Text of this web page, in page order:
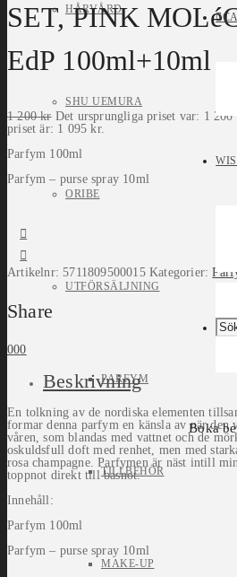
HÅRVÅRD
SHU UEMURA
ORIBE
UTFÖRSÄLJNING
PARFYM
TILLBEHÖR
MAKE-UP
Boka
SET, PINK
EdP 100ml+10ml
1 200kr Det ursprungliga priset var: 1 200
priset är: 1 095 kr.
Parfym 100ml
Parfym – purse spray 10ml
Artikelnr:5711809500015 Kategorier:
Share
000
Beskrivning
En tolkning av de nordiska elementen
formar denna parfym en känsla av när den
våren, som blandas med vattnet och de
oskuldsfull doft med renhet, men med
rosa champagne. Parfymen är näst intill
toppnot direkt till basnot.
Innehåll:
Parfym 100ml
Parfym – purse spray 10ml